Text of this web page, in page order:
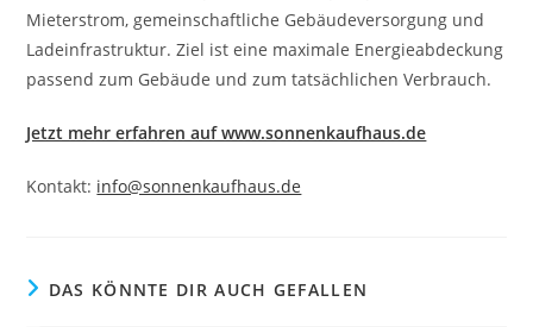
Mieterstrom, gemeinschaftliche Gebäudeversorgung und
Ladeinfrastruktur. Ziel ist eine maximale Energieabdeckung
passend zum Gebäude und zum tatsächlichen Verbrauch.
Jetzt mehr erfahren auf www.sonnenkaufhaus.de
Kontakt: info@sonnenkaufhaus.de
DAS KÖNNTE DIR AUCH GEFALLEN